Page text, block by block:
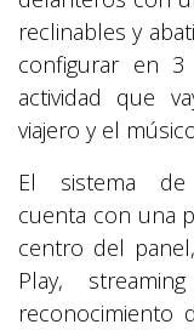
reclinables y
configurar en
actividad que
viajero y el
El sistema de
cuenta con una
centro del
Play,
reconocimiento